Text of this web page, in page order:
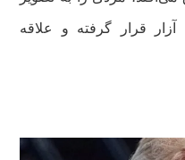
قرار گرفته و علاقه